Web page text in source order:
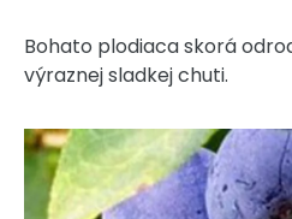
Bohato plodiaca skorá
výraznej sladkej chuti.